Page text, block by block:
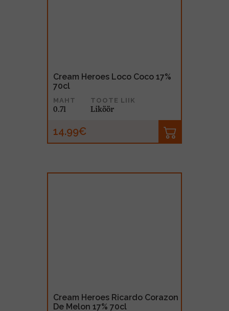
Cream Heroes Loco Coco 17%
70cl
MAHT
0.7l
TOOTE LIIK
Liköör
14.99€
Cream Heroes Ricardo Corazon
De Melon 17% 70cl